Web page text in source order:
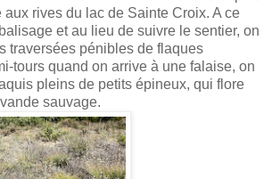
rives du lac de Sainte Croix. A ce
et au lieu de suivre le sentier, on
traversées pénibles de flaques
tours quand on arrive à une falaise, on
pleins de petits épineux, qui flore
sauvage.